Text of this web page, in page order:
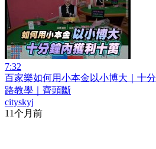
7:32
百家樂如何用小本金以小博大｜十
路教學｜齊頭斷
cityskyj
11个月前